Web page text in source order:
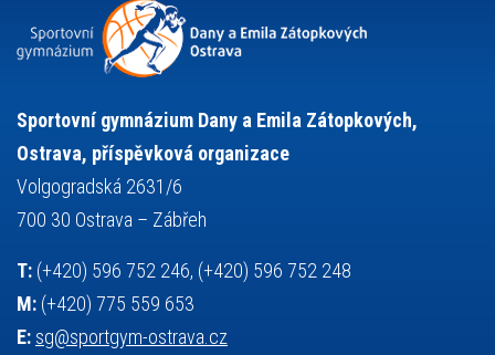
snowboarding
sportovní gymnastika sportovní lezení
stolní tenis střelba
teorie sportovní přípravy
tělesná výchova
událost
volejbal
vybavení vysvědčení vzpírání
výuka všesportovní výcvikový kurz
základy společenských věd
Sportovní gymnázium Dany a Emila Zátopkových,
Ostrava, příspěvková organizace
Volgogradská 2631/6
700 30 Ostrava – Zábřeh
T: (+420) 596 752 246, (+420) 596 752 248
M: (+420) 775 559 653
E: sg@sportgym-ostrava.cz